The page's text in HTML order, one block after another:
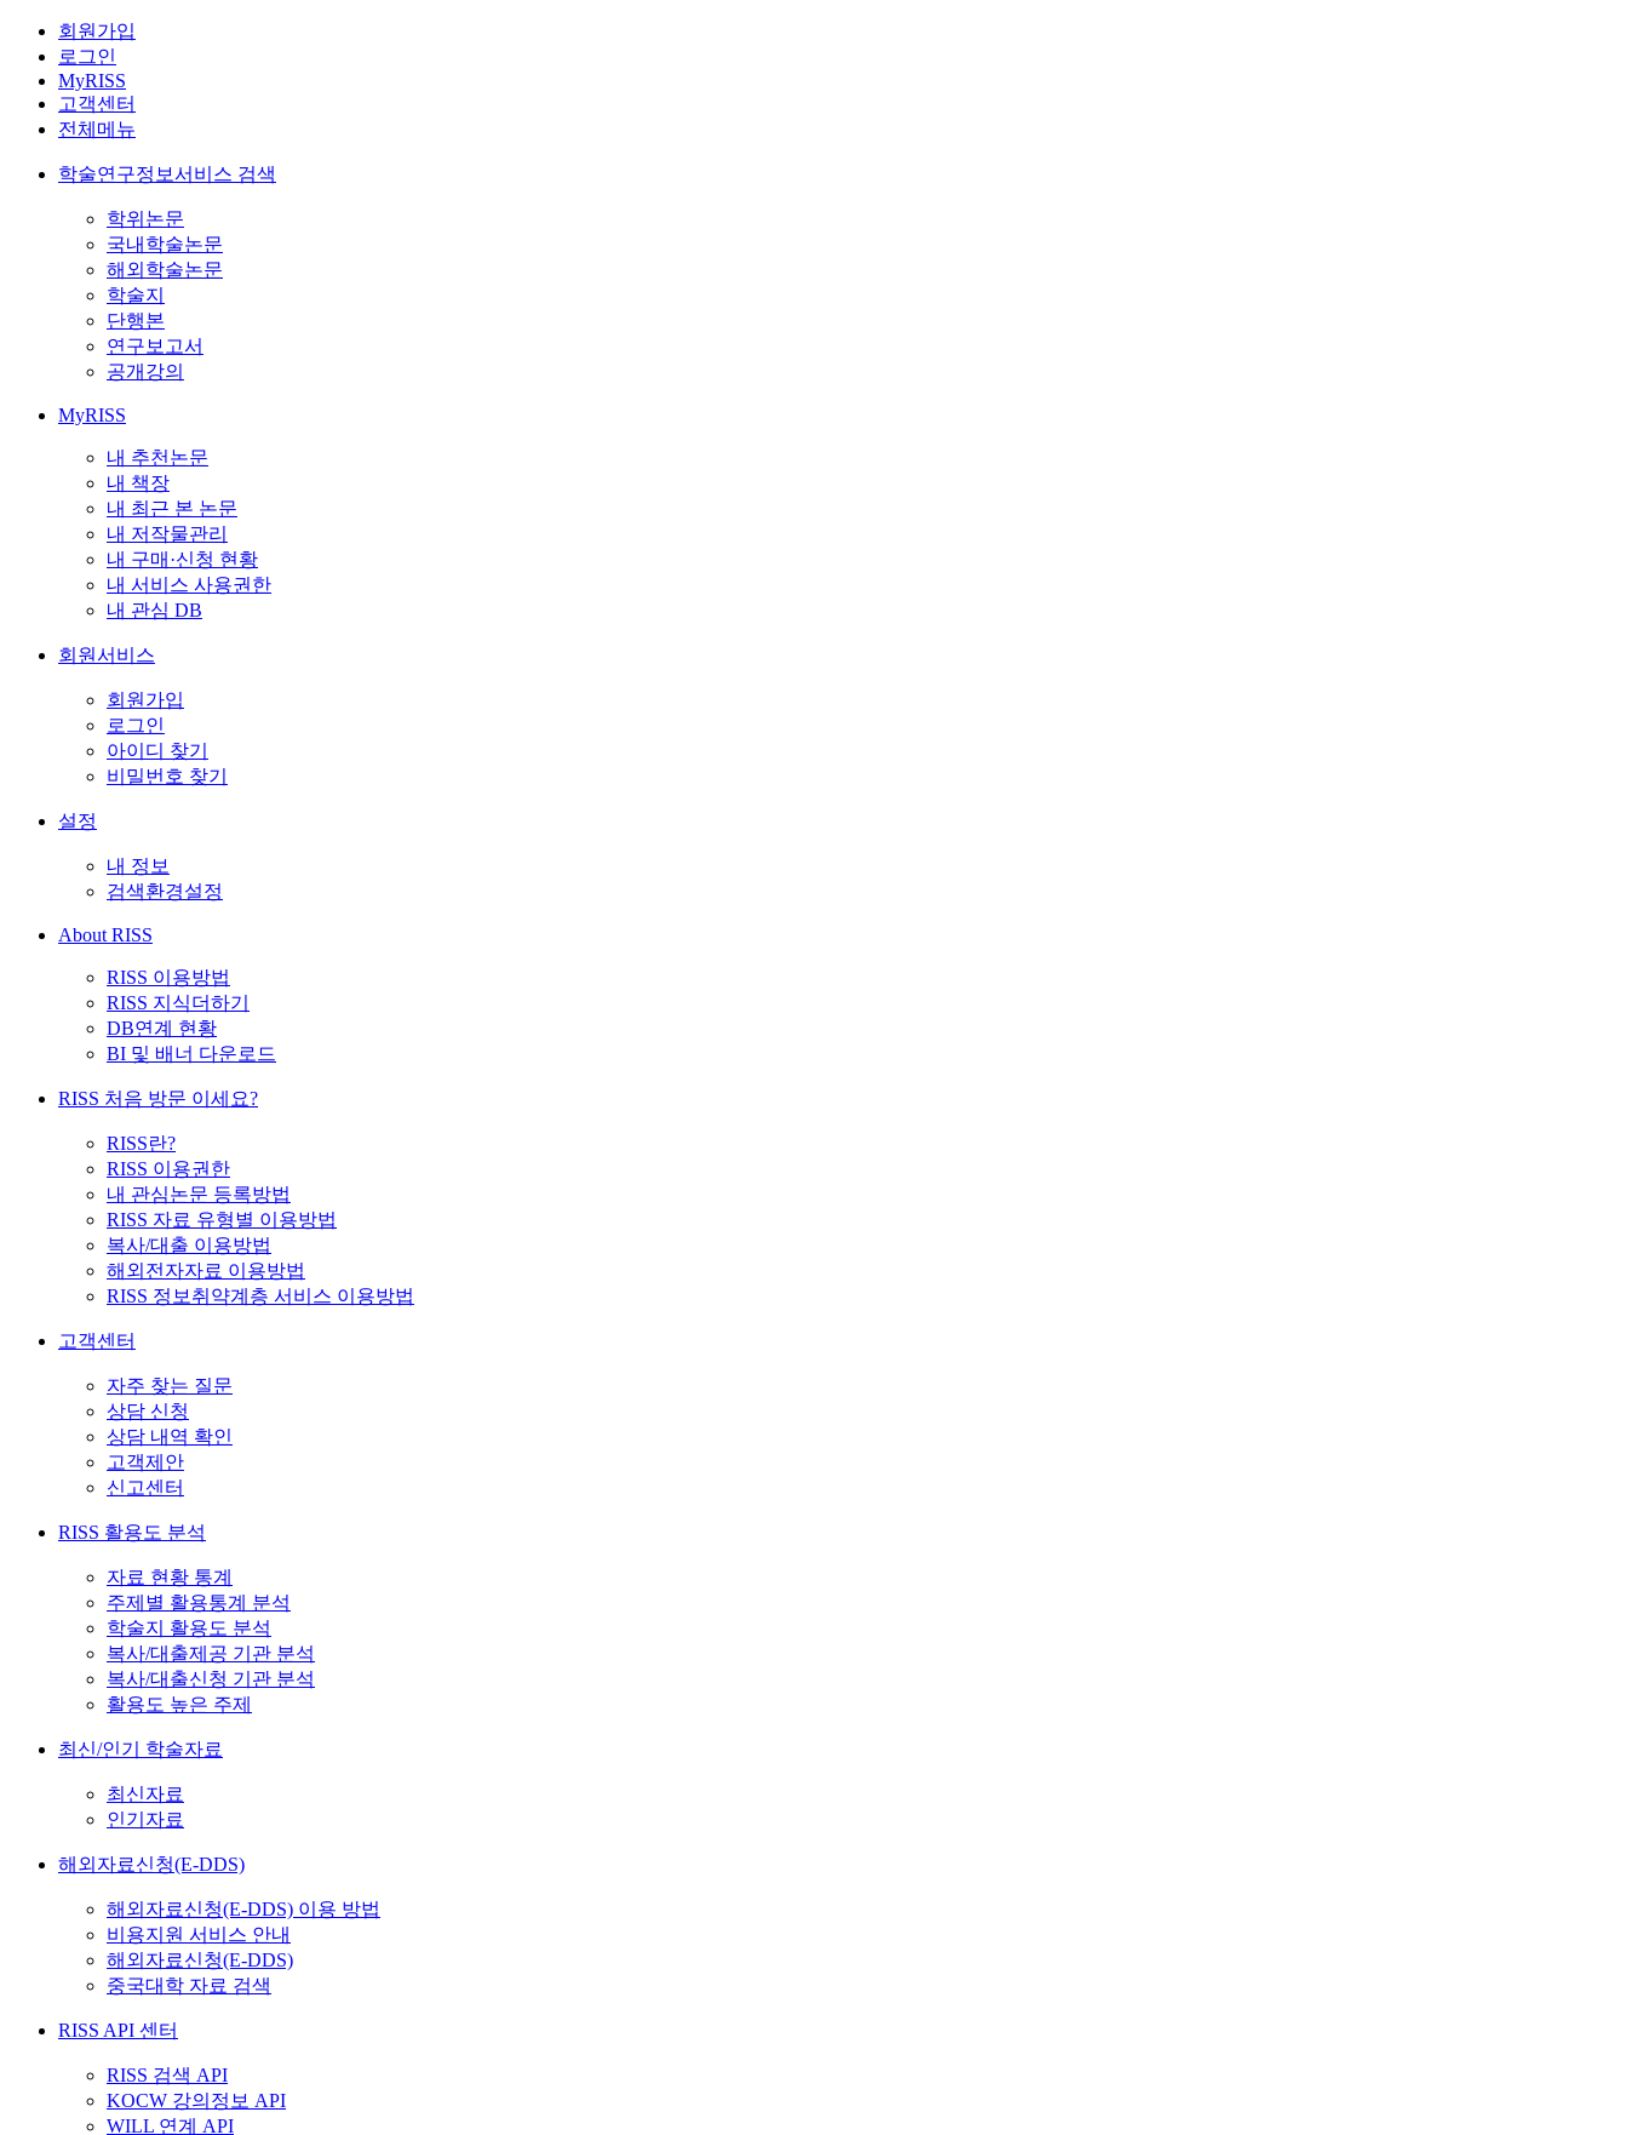
회원가입
로그인
MyRISS
고객센터
전체메뉴
학술연구정보서비스 검색
학위논문
국내학술논문
해외학술논문
학술지
단행본
연구보고서
공개강의
MyRISS
내 추천논문
내 책장
내 최근 본 논문
내 저작물관리
내 구매·신청 현황
내 서비스 사용권한
내 관심 DB
회원서비스
회원가입
로그인
아이디 찾기
비밀번호 찾기
설정
내 정보
검색환경설정
About RISS
RISS 이용방법
RISS 지식더하기
DB연계 현황
BI 및 배너 다운로드
RISS 처음 방문 이세요?
RISS란?
RISS 이용권한
내 관심논문 등록방법
RISS 자료 유형별 이용방법
복사/대출 이용방법
해외전자자료 이용방법
RISS 정보취약계층 서비스 이용방법
고객센터
자주 찾는 질문
상담 신청
상담 내역 확인
고객제안
신고센터
RISS 활용도 분석
자료 현황 통계
주제별 활용통계 분석
학술지 활용도 분석
복사/대출제공 기관 분석
복사/대출신청 기관 분석
활용도 높은 주제
최신/인기 학술자료
최신자료
인기자료
해외자료신청(E-DDS)
해외자료신청(E-DDS) 이용 방법
비용지원 서비스 안내
해외자료신청(E-DDS)
중국대학 자료 검색
RISS API 센터
RISS 검색 API
KOCW 강의정보 API
WILL 연계 API